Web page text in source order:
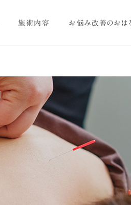
施術内容 お悩み改善のおは
ヨガ
体のお悩み
ツボで夏バテ対策！？～夏と
胃腸の関係～
6月
ため